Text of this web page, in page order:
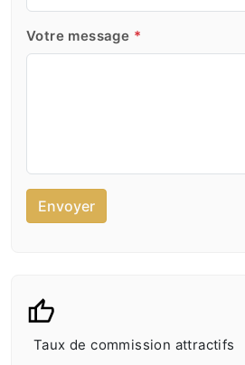
Votre message *
Envoyer
Taux de commission attractifs